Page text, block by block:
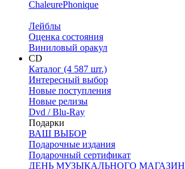
ChaleurePhonique
Лейблы
Оценка состояния
Виниловый оракул
CD
Каталог (4 587 шт.)
Интересный выбор
Новые поступления
Новые релизы
Dvd / Blu-Ray
Подарки
ВАШ ВЫБОР
Подарочные издания
Подарочный сертификат
ДЕНЬ МУЗЫКАЛЬНОГО